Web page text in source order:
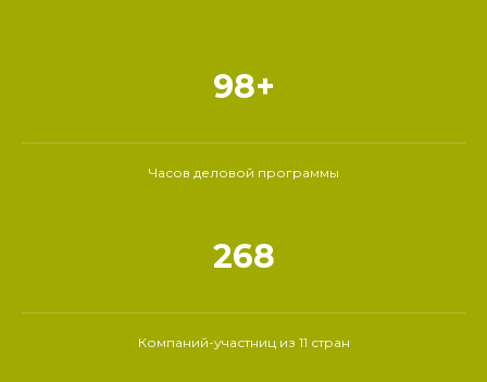
98+
Часов деловой программы
268
Компаний-участниц из 11 стран